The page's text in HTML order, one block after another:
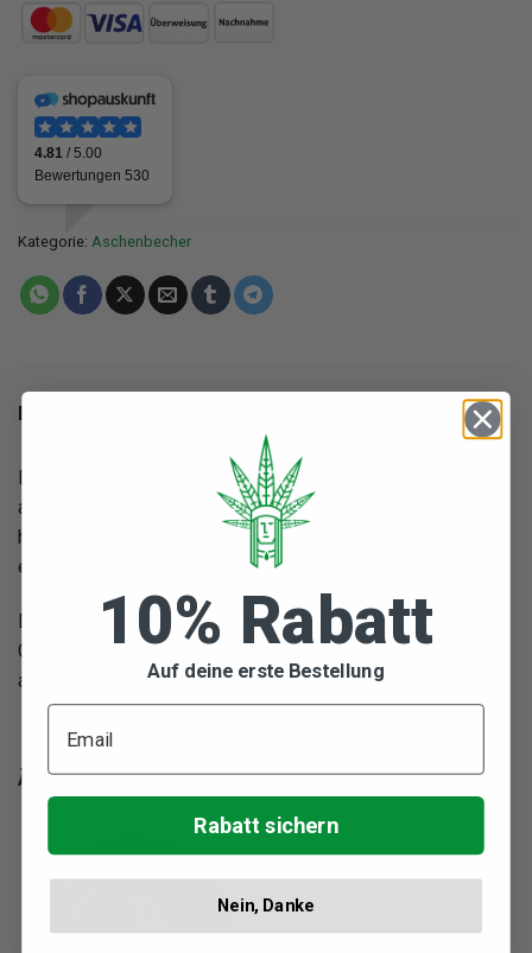
Kategorie: Aschenbecher
Der Bulldog-Glasaschenbecher hat ein vollfarbiges Logo
am Boden. Er hat einen Durchmesser von 10 cm und ist aus
hochwertigem, leicht zu reinigendem Glas gefertigt – ein
echter Hingucker.
Der Aschenbecher wird in einer schönen blauen
Geschenkbox geliefert und wird auf jedem Tisch gut
aussehen.
ÄHNLICHE PRODUKTE
10% Rabatt
Auf deine erste Bestellung
Rabatt sichern
Nein, Danke